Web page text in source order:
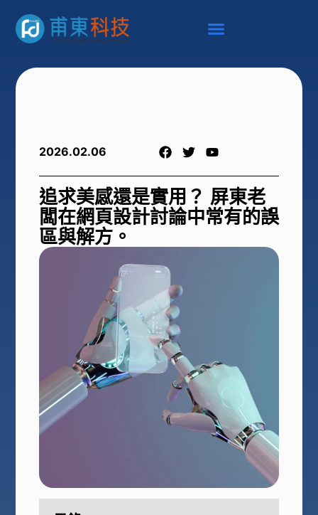
2026.02.06
追求美感還是實用？ 屏東老
闆在網頁設計討論中常有的誤
區與解方。